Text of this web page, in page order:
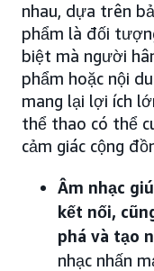
nhau, dựa trên
phẩm là đối
biệt mà người
phẩm hoặc nội
mang lại lợi ích
thể thao có thể
cảm giác cộng
Âm nhạc
kết nối,
phá và tạo
nhạc nhấn